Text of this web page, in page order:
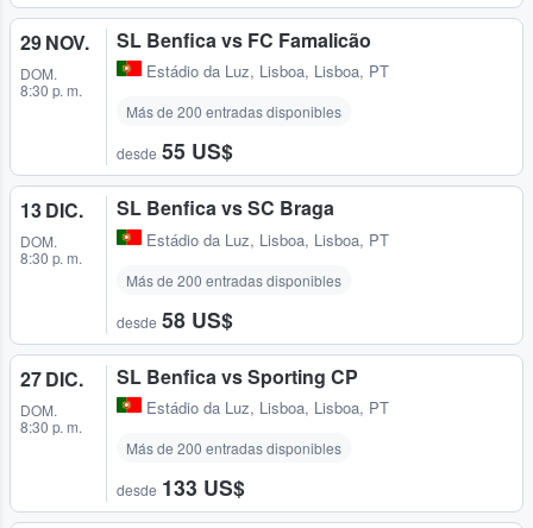
29 NOV.
DOM.
8:30 p. m.
SL Benfica vs FC Famalicão
Estádio da Luz, Lisboa, Lisboa, PT
Más de 200 entradas disponibles
desde 55 US$
13 DIC.
DOM.
8:30 p. m.
SL Benfica vs SC Braga
Estádio da Luz, Lisboa, Lisboa, PT
Más de 200 entradas disponibles
desde 58 US$
27 DIC.
DOM.
8:30 p. m.
SL Benfica vs Sporting CP
Estádio da Luz, Lisboa, Lisboa, PT
Más de 200 entradas disponibles
desde 133 US$